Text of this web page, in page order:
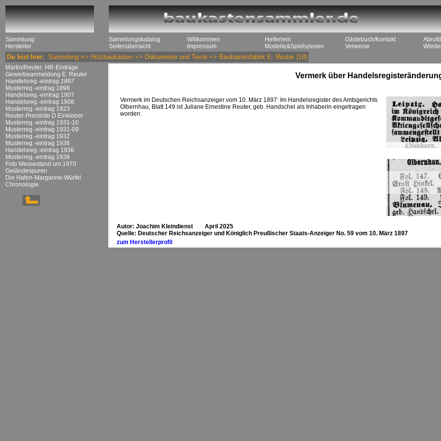
Sammlung
Hersteller
Sammlungskatalog
Seitenübersicht
Willkommen
Impressum
Helferlein
Modelle&Spielszenen
Gästebuch/Kontakt
Verweise
Du bist hier: Sammlung => Holzbaukasten => Dokumente und Texte => Baukastenfabrik E. Reuter (18)
Martin/Reuter: HR-Einträge
Gewerbeanmeldung E. Reuter
Handelsreg.-eintrag 1897
Musterreg.-eintrag 1898
Handelsreg.-eintrag 1907
Handelsreg.-eintrag 1908
Musterreg.-eintrag 1923
Reuter-Preisliste D Einkleber
Musterreg.-eintrag 1931-10
Musterreg.-eintrag 1931-09
Musterreg.-eintrag 1932
Musterreg.-eintrag 1936
Handelsreg.-eintrag 1936
Musterreg.-eintrag 1938
Foto Messestand um 1970
Geländespuren
Die Hafen-Margarine-Würfel
Chronologie
Vermerk über
Vermerk im Deutschen Reichsanzeiger vom 10. März 1897: Im Handelsregister des Amtsgerichts
Olbernhau, Blatt 149 ist Juliane Ernestine Reuter, geb. Handschel als Inhaberin eingetragen
worden.
Autor: Joachim Kleindienst April 2025
Quelle: Deutscher Reichsanzeiger und Königlich Preußischer Staats-Anzeiger No. 59 vom 10. März 1897
zum Herstellerprofil